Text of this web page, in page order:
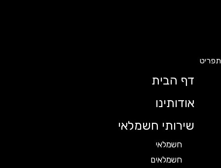
דף הבית
אודותינו
שירותי חשמלאי
חשמלאי
חשמלאים